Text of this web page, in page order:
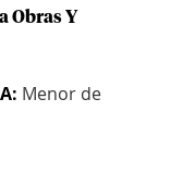
Obras Y
Menor de